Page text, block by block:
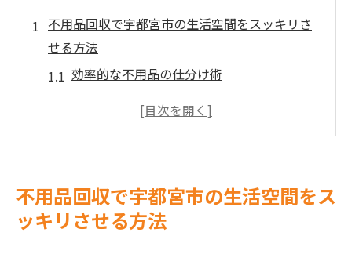
不用品回収で宇都宮市の生活空間をスッキリさ
せる方法
効率的な不用品の仕分け術
地元業者を活用するメリット
住民と自治体の連携で街をきれいに
引っ越し時に役立つ宇都宮市の不用品回収サー
不用品回収で宇都宮市の生活空間をス
ッキリさせる方法